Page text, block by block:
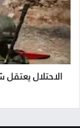
الاحتلال